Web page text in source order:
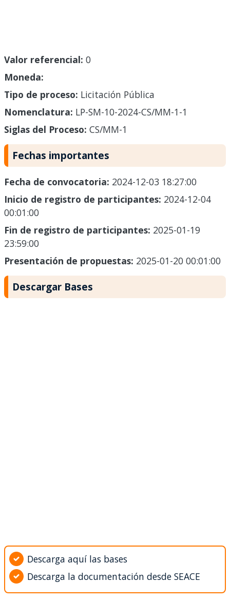
Valor referencial: 0
Moneda:
Tipo de proceso: Licitación Pública
Nomenclatura: LP-SM-10-2024-CS/MM-1-1
Siglas del Proceso: CS/MM-1
Fechas importantes
Fecha de convocatoria: 2024-12-03 18:27:00
Inicio de registro de participantes: 2024-12-04
00:01:00
Fin de registro de participantes: 2025-01-19
23:59:00
Presentación de propuestas: 2025-01-20 00:01:00
Descargar Bases
Descarga aquí las bases
Descarga la documentación desde SEACE